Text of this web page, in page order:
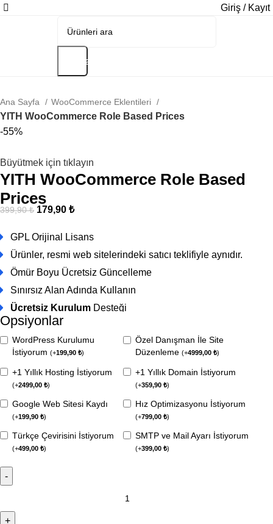
Giriş / Kayıt
Arama
Ana Sayfa WooCommerce Eklentileri
YITH WooCommerce Role Based Prices
-55%
Büyütmek için tıklayın
YITH WooCommerce Role Based
Prices
399,90₺ 179,90₺
GPL Orijinal Lisans
Ürünler, resmi web sitelerindeki satıcı teklifiyle aynıdır.
Ömür Boyu Ücretsiz Güncelleme
Sınırsız Alan Adında Kullanın
Ücretsiz Kurulum Desteği
Opsiyonlar
WordPress Kurulumu
İstiyorum(+199,90₺)
Özel Danışman İle Site
Düzenleme(+4999,00₺)
+1 Yıllık Hosting İstiyorum
(+2499,00₺)
+1 Yıllık Domain İstiyorum
(+359,90₺)
Google Web Sitesi Kaydı
(+199,90₺)
Hız Optimizasyonu İstiyorum
(+799,00₺)
Türkçe Çevirisini İstiyorum
(+499,00₺)
SMTP ve Mail Ayarı İstiyorum
(+399,00₺)